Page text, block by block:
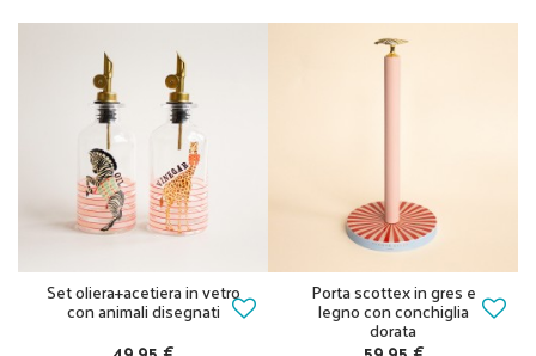
Set oliera+acetiera in vetro
con animali disegnati
Porta scottex in gres e
legno con conchiglia
dorata